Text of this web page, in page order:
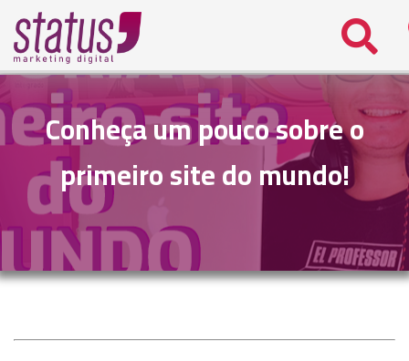
Conheça um pouco sobre o
primeiro site do mundo!